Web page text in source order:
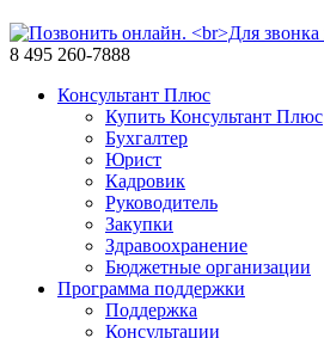
8 495 260-7888
Консультант Плюс
Купить Консультант Плюс
Бухгалтер
Юрист
Кадровик
Руководитель
Закупки
Здравоохранение
Бюджетные организации
Программа поддержки
Поддержка
Консультации